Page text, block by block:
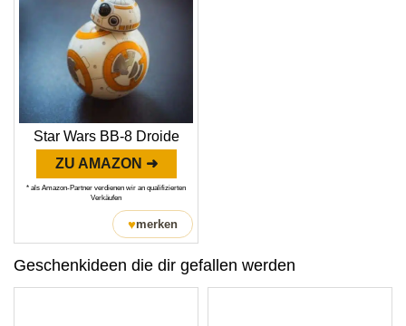
Star Wars BB-8 Droide
ZU AMAZON ➜
* als Amazon-Partner verdienen wir an qualifizierten
Verkäufen
♥merken
Geschenkideen die dir gefallen werden